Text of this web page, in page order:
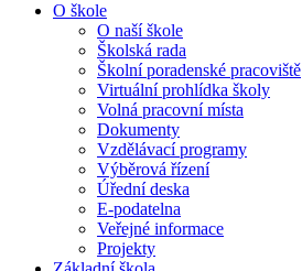
O škole
O naší škole
Školská rada
Školní poradenské pracoviště
Virtuální prohlídka školy
Volná pracovní místa
Dokumenty
Vzdělávací programy
Výběrová řízení
Úřední deska
E-podatelna
Veřejné informace
Projekty